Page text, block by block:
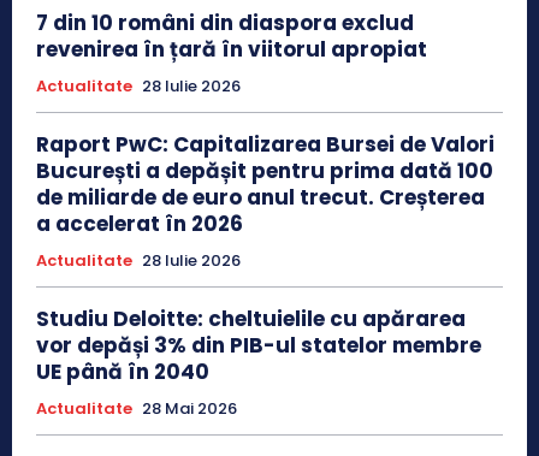
7 din 10 români din diaspora exclud
revenirea în țară în viitorul apropiat
Actualitate 28 Iulie 2026
Raport PwC: Capitalizarea Bursei de Valori
București a depășit pentru prima dată 100
de miliarde de euro anul trecut. Creșterea
a accelerat în 2026
Actualitate 28 Iulie 2026
Studiu Deloitte: cheltuielile cu apărarea
vor depăși 3% din PIB-ul statelor membre
UE până în 2040
Actualitate 28 Mai 2026